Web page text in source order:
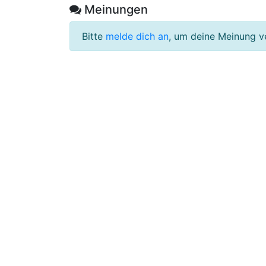
Meinungen
Bitte melde dich an, um deine Meinung